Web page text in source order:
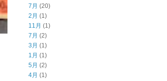
7月 (20)
2月 (1)
11月 (1)
7月 (2)
3月 (1)
1月 (1)
5月 (2)
4月 (1)